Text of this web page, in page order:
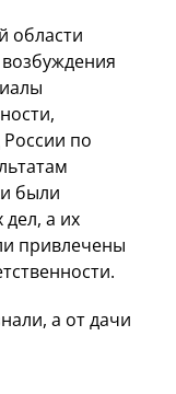
области
по
были
а их
привлечены
а от дачи